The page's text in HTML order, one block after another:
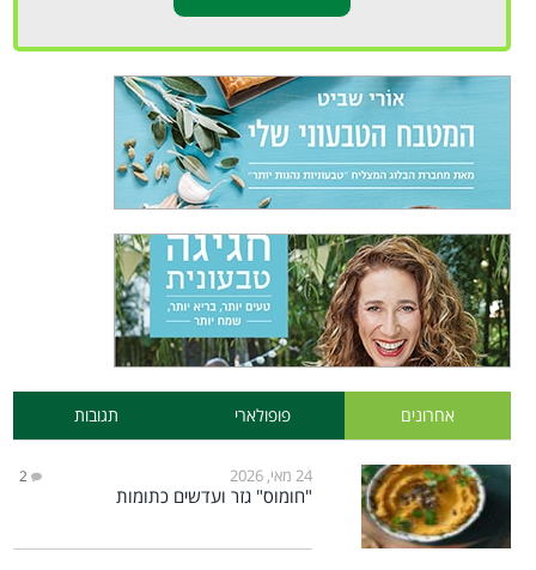
אחרונים פופולארי תגובות
24 מאי, 2026 2
"חומוס" גזר ועדשים כתומות